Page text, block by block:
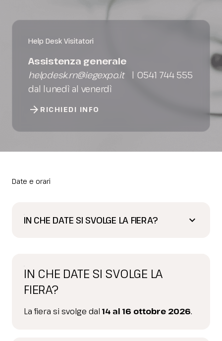
Help Desk Visitatori
Assistenza generale
helpdesk.rn@iegexpo.it
| 0541 744 555
dal lunedì al venerdì
RICHIEDI INFO
arrow_forward
Date e orari
IN CHE DATE SI SVOLGE LA FIERA? keyboard_arrow_down
IN CHE DATE SI SVOLGE LA
FIERA?
La fiera si svolge dal 14 al 16 ottobre 2026.